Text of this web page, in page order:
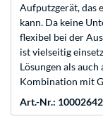
Aufputzgerät, das
kann. Da keine
flexibel bei der
ist vielseitig
Lösungen als
Kombination mit
Art.-Nr.: